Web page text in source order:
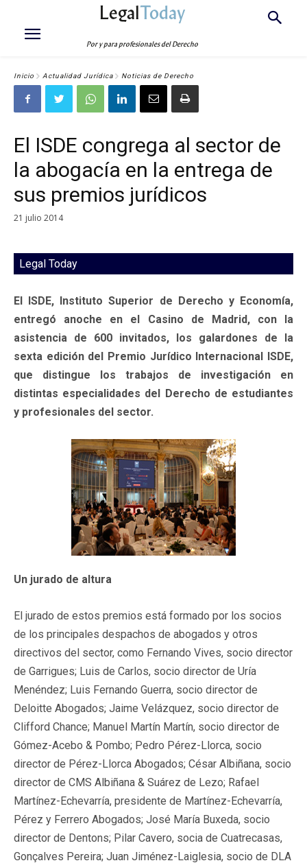
LegalToday
Por y para profesionales del Derecho
Inicio Actualidad Jurídica Noticias de Derecho
El ISDE congrega al sector de
la abogacía en la entrega de
sus premios jurídicos
21 julio 2014
Legal Today
El ISDE, Instituto Superior de Derecho y Economía,
entregó anoche en el Casino de Madrid, con la
asistencia de 600 invitados, los galardones de la
sexta edición del Premio Jurídico Internacional ISDE,
que distingue los trabajos de investigación en
distintas especialidades del Derecho de estudiantes
y profesionales del sector.
Un jurado de altura
El jurado de estos premios está formado por los socios
de los principales despachos de abogados y otros
directivos del sector, como Fernando Vives, socio director
de Garrigues; Luis de Carlos, socio director de Uría
Menéndez; Luis Fernando Guerra, socio director de
Deloitte Abogados; Jaime Velázquez, socio director de
Clifford Chance; Manuel Martín Martín, socio director de
Gómez-Acebo & Pombo; Pedro Pérez-Llorca, socio
director de Pérez-Llorca Abogados; César Albiñana, socio
director de CMS Albiñana & Suárez de Lezo; Rafael
Martínez-Echevarría, presidente de Martínez-Echevarría,
Pérez y Ferrero Abogados; José María Buxeda, socio
director de Dentons; Pilar Cavero, socia de Cuatrecasas,
Gonçalves Pereira; Juan Jiménez-Laiglesia, socio de DLA